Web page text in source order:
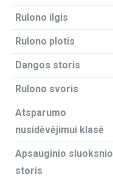
Rulono ilgis
Rulono plotis
Dangos storis
Rulono svoris
Atsparumo
nusidėvėjimui klasė
Apsauginio sluoksnio
storis